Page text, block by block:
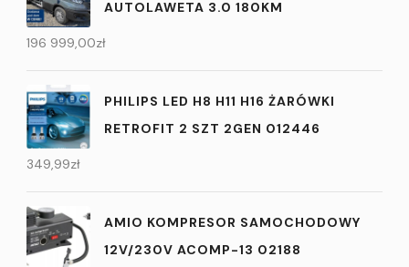
AUTOLAWETA 3.0 180KM
196 999,00zł
PHILIPS LED H8 H11 H16 ŻARÓWKI
RETROFIT 2 SZT 2GEN 012446
349,99zł
AMIO KOMPRESOR SAMOCHODOWY
12V/230V ACOMP-13 02188